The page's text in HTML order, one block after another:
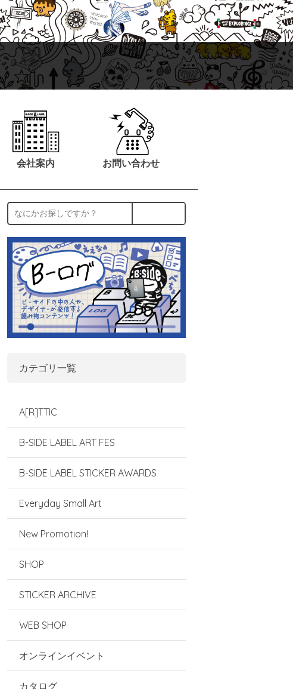
会社案内 お問い合わせ
カテゴリ一覧
A[R]TTIC
B-SIDE LABEL ART FES
B-SIDE LABEL STICKER AWARDS
Everyday Small Art
New Promotion!
SHOP
STICKER ARCHIVE
WEB SHOP
オンラインイベント
カタログ